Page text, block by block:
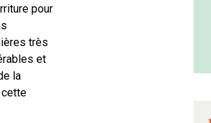
pour
très
et
la
cette